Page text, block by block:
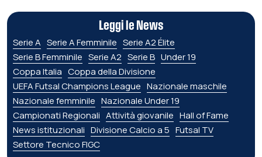
Leggi le News
Serie A Serie A Femminile Serie A2 Élite
Serie B Femminile Serie A2 Serie B Under 19
Coppa Italia Coppa della Divisione
UEFA Futsal Champions League Nazionale maschile
Nazionale femminile Nazionale Under 19
Campionati Regionali Attività giovanile Hall of Fame
News istituzionali Divisione Calcio a 5 Futsal TV
Settore Tecnico FIGC